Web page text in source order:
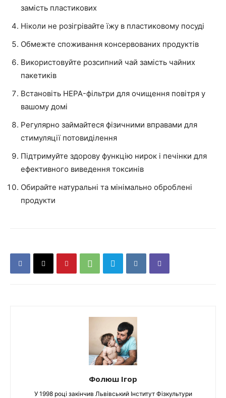
замість пластикових
Ніколи не розігрівайте їжу в пластиковому посуді
Обмежте споживання консервованих продуктів
Використовуйте розсипний чай замість чайних
пакетиків
Встановіть HEPA-фільтри для очищення повітря у
вашому домі
Регулярно займайтеся фізичними вправами для
стимуляції потовиділення
Підтримуйте здорову функцію нирок і печінки для
ефективного виведення токсинів
Обирайте натуральні та мінімально оброблені
продукти
Фолюш Ігор
У 1998 році закінчив Львівський Інститут Фізкультури